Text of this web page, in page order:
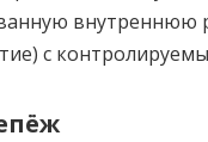
внутреннюю
с